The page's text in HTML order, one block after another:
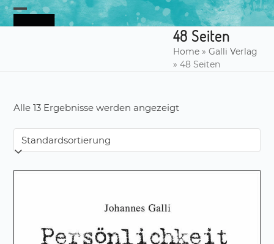
to
content
Open
Close
48 Seiten
Home» Galli Verlag
» 48 Seiten
Alle 13 Ergebnisse werden angezeigt